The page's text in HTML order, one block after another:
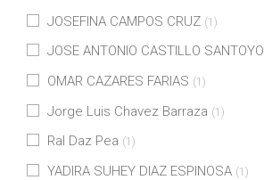
JOSEFINA CAMPOS CRUZ (1)
JOSE ANTONIO CASTILLO SANTOYO
OMAR CAZARES FARIAS (1)
Jorge Luis Chavez Barraza (1)
Ral Daz Pea (1)
YADIRA SUHEY DIAZ ESPINOSA (1)